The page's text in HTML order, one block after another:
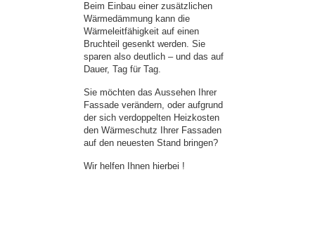
Beim Einbau einer zusätzlichen
Wärmedämmung kann die
Wärmeleitfähigkeit auf einen
Bruchteil gesenkt werden. Sie
sparen also deutlich – und das auf
Dauer, Tag für Tag.
Sie möchten das Aussehen Ihrer
Fassade verändern, oder aufgrund
der sich verdoppelten Heizkosten
den Wärmeschutz Ihrer Fassaden
auf den neuesten Stand bringen?
Wir helfen Ihnen hierbei !